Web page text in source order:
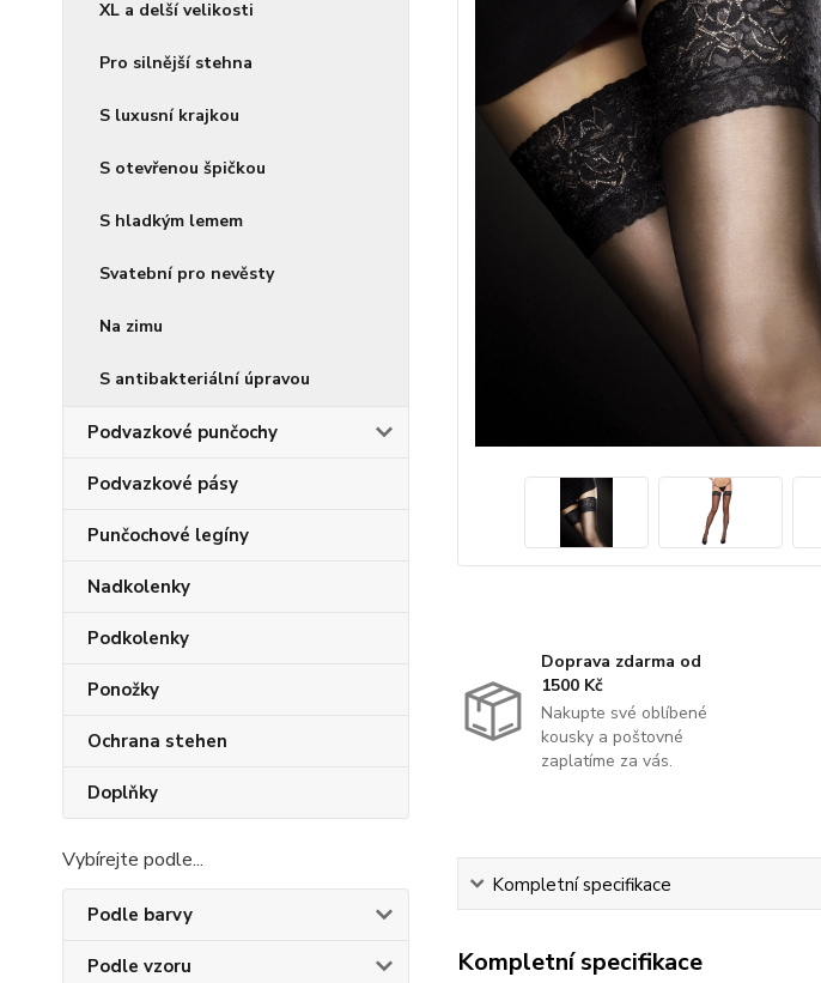
XL a delší velikosti
Pro silnější stehna
S luxusní krajkou
S otevřenou špičkou
S hladkým lemem
Svatební pro nevěsty
Na zimu
S antibakteriální úpravou
Podvazkové punčochy
Podvazkové pásy
Punčochové legíny
Nadkolenky
Podkolenky
Ponožky
Ochrana stehen
Doplňky
Vybírejte podle...
Podle barvy
Podle vzoru
Doprava zdarma od
1500 Kč
Nakupte své oblíbené
kousky a poštovné
zaplatíme za vás.
Kompletní specifikace
Kompletní specifikace